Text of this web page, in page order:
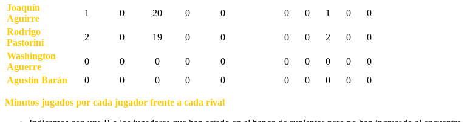
Joaquín
Aguirre
1 0 20 0 0 0 0 1 0
0
Rodrigo
Pastorini
2 0 19 0 0 0 0 2 0
0
Washington
Aguerre
0 0 0 0 0 0 0 0 0
0
Agustín Barán
0 0 0 0 0 0 0 0 0 0
Minutos jugados por cada jugador frente a cada rival